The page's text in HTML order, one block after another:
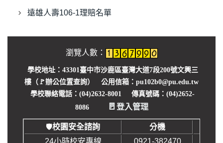
學生獎懲
學務你我他 Q&A
遠雄人壽106-1理賠名單
瀏覽人數：
學校地址：43301臺中市沙鹿區臺灣大道7段200號文興三
樓（🚩辦公位置查詢） 公用信箱：pu102b0@pu.edu.tw
學校聯絡電話：(04)2632-8001 傳真號碼：(04)2652-
8086
🚪 登入管理
🛡️校園安全諮詢
分機
24小時校安專線
0921-382470